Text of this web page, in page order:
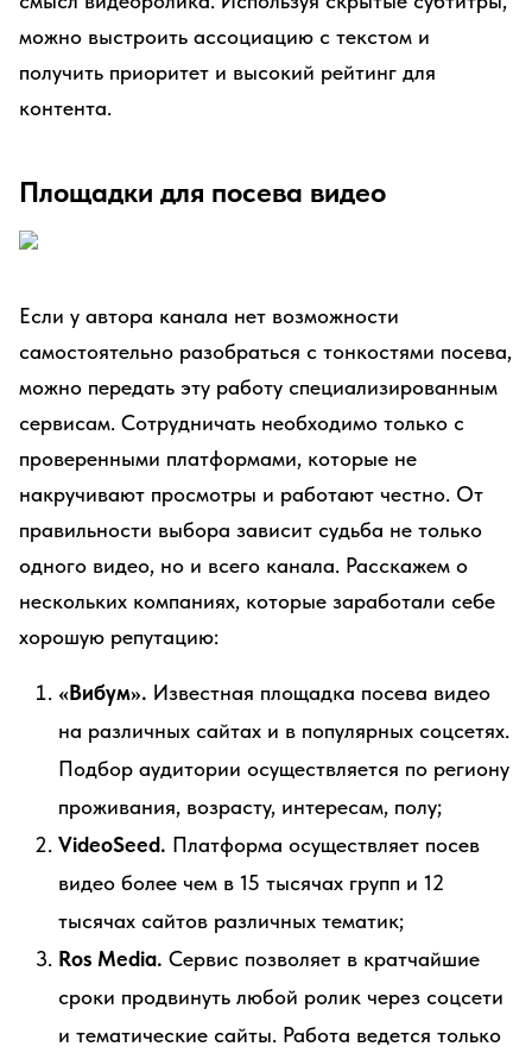
можно выстроить ассоциацию с текстом и
получить приоритет и высокий рейтинг для
контента.
Площадки для посева видео
Если у автора канала нет возможности
самостоятельно разобраться с тонкостями посева,
можно передать эту работу специализированным
сервисам. Сотрудничать необходимо только с
проверенными платформами, которые не
накручивают просмотры и работают честно. От
правильности выбора зависит судьба не только
одного видео, но и всего канала. Расскажем о
нескольких компаниях, которые заработали себе
хорошую репутацию:
«Вибум». Известная площадка посева видео
на различных сайтах и в популярных соцсетях.
Подбор аудитории осуществляется по региону
проживания, возрасту, интересам, полу;
VideoSeed. Платформа осуществляет посев
видео более чем в 15 тысячах групп и 12
тысячах сайтов различных тематик;
Ros Media. Сервис позволяет в кратчайшие
сроки продвинуть любой ролик через соцсети
и тематические сайты. Работа ведется только